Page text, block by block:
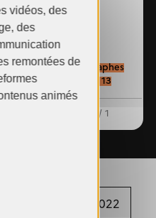
femmes photographes
exposées : 5 / 13
dirigeante : 0 / 1
Année 2022
vidéos, des
des
remontées de
animés